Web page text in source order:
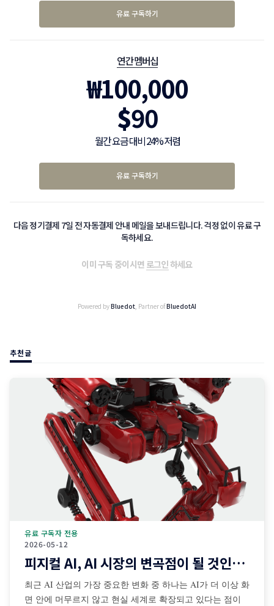
유료 구독하기
연간 멤버십
₩100,000
$90
월간 요금 대비 24% 저렴
유료 구독하기
다음 정기결제 7일 전 자동결제 안내 메일을 보내드립니다. 걱정 없이 유료 구
독하세요.
이미 구독 중이시면 로그인하세요
Powered byBluedot, Partner ofBluedotAI
추천글
2026-05-12
유료 구독자 전용
피지컬 AI, AI 시장의 변곡점이 될 것인가?
최근 AI 산업의 가장 중요한 변화 중 하나는 AI가 더 이상 화
면 안에 머무르지 않고 현실 세계로 확장되고 있다는 점이